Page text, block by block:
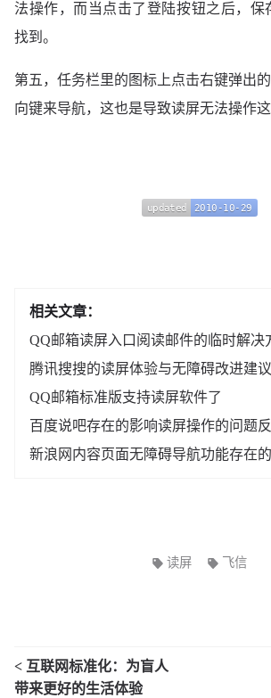
法操作，而当点击了登陆按钮之后，保
找到。
第五，任务栏里的图标上点击右键弹出
向键来导航，这也是导致读屏无法操作这
updated
updated 2010-10-29
2010-10-29
相关文章：
QQ邮箱读屏入口阅读邮件的临时解决
腾讯搜搜的读屏体验与无障碍改进建议
QQ邮箱标准版支持读屏软件了
百度说吧存在的影响读屏操作的问题
新浪网内容页面无障碍导航功能存在
读屏 飞信
< 互联网标准化：为盲人
带来更好的生活体验